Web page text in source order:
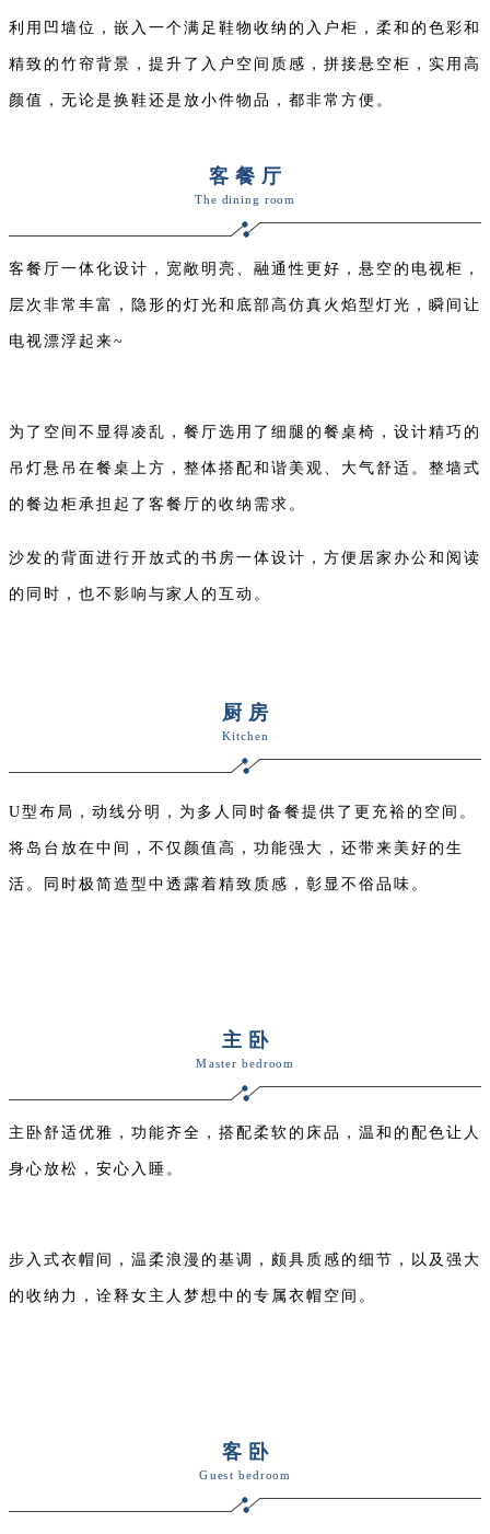
利用凹墙位，嵌入一个满足鞋物收纳的入户柜，柔和的色彩和
精致的竹帘背景，提升了入户空间质感，拼接悬空柜，实用高
颜值，无论是换鞋还是放小件物品，都非常方便。
客餐厅
The dining room
客餐厅一体化设计，宽敞明亮、融通性更好，悬空的电视柜，
层次非常丰富，隐形的灯光和底部高仿真火焰型灯光，瞬间让
电视漂浮起来~
为了空间不显得凌乱，餐厅选用了细腿的餐桌椅，设计精巧的
吊灯悬吊在餐桌上方，整体搭配和谐美观、大气舒适。整墙式
的餐边柜承担起了客餐厅的收纳需求。
沙发的背面进行开放式的书房一体设计，方便居家办公和阅读
的同时，也不影响与家人的互动。
厨房
Kitchen
U型布局，动线分明，为多人同时备餐提供了更充裕的空间。
将岛台放在中间，不仅颜值高，功能强大，还带来美好的生
活。同时极简造型中透露着精致质感，彰显不俗品味。
主卧
Master bedroom
主卧舒适优雅，功能齐全，搭配柔软的床品，温和的配色让人
身心放松，安心入睡。
步入式衣帽间，温柔浪漫的基调，颇具质感的细节，以及强大
的收纳力，诠释女主人梦想中的专属衣帽空间。
客卧
Guest bedroom